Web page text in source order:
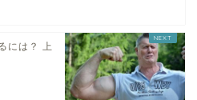
には？ 上